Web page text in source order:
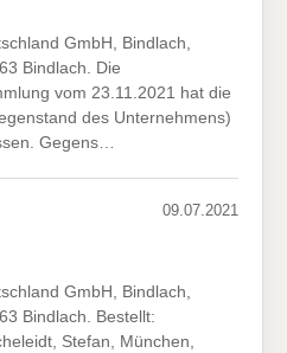
GmbH, Bindlach,
Bindlach. Die
vom 23.11.2021 hat die
des Unternehmens)
Gegens…
09.07.2021
GmbH, Bindlach,
Bindlach. Bestellt:
Stefan, München,